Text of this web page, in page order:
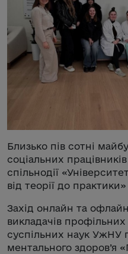
Близько пів сотні
соціальних
спільнодії
від теорії до
Захід онлайн та офлайн
викладачів
суспільних наук УжНУ
ментального здоров’я